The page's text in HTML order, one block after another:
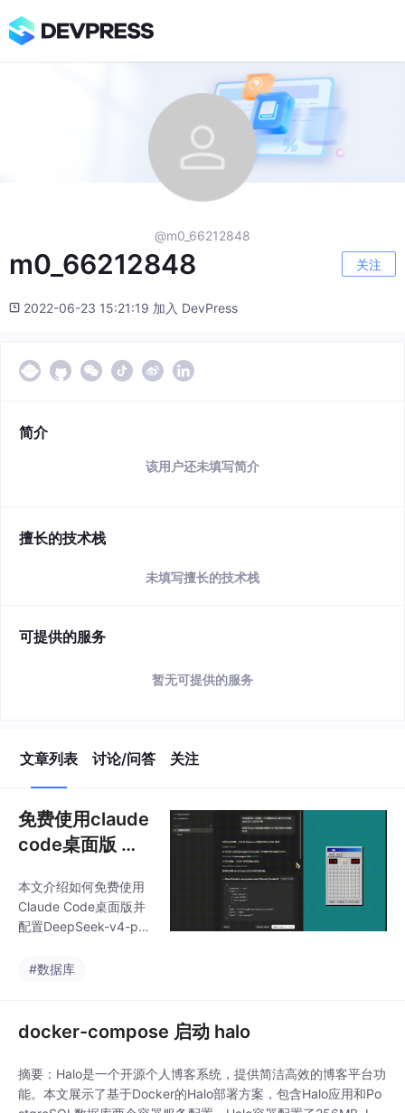
@m0_66212848
m0_66212848 关注
2022-06-23 15:21:19 加入 DevPress
简介
该用户还未填写简介
擅长的技术栈
未填写擅长的技术栈
可提供的服务
暂无可提供的服务
文章列表 讨论/问答 关注
免费使用claude
code桌面版 并
pseek-v4-pro
模型(免登录,无
代理,国内可用)
本文介绍如何免费使用
Claude Code桌面版并
配置DeepSeek-v4-pro
即可在国内使用。主要
接口 注册七牛账号并获
取免费token 在控制台
创建并保存API Key 安
装配置 下载安装CC Sw
itch工具 配置Claude C
#数据库
docker-compose 启动 halo
摘要：Halo是一个开源个人博客系统，提供简洁高效的博客平台功
能。本文展示了基于Docker的Halo部署方案，包含Halo应用和Po